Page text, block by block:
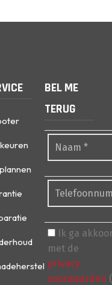
BEL ME
TERUG
Ik ga
met de
privacy
voorwaarden